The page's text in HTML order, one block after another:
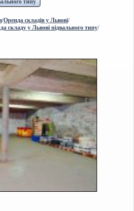
типу
/Оренда складів у Львові/
складу у Львові підвального типу/